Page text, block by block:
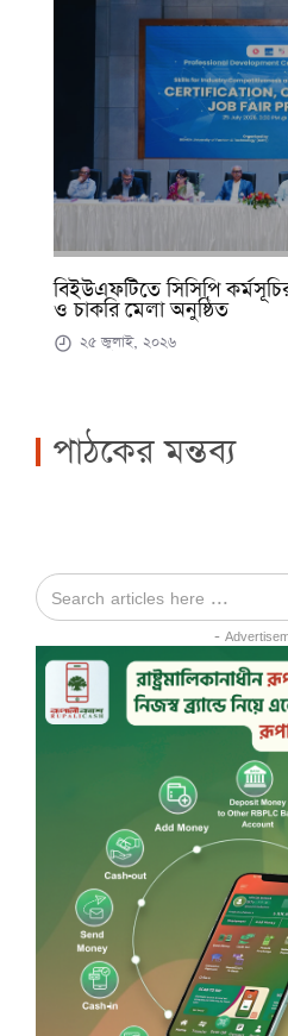
বিইউএফটিতে সিসিপি
ও চাকরি মেলা অনুষ্ঠিত
২৫ জুলাই, ২০২৬
পাঠকের মন্তব্য
-